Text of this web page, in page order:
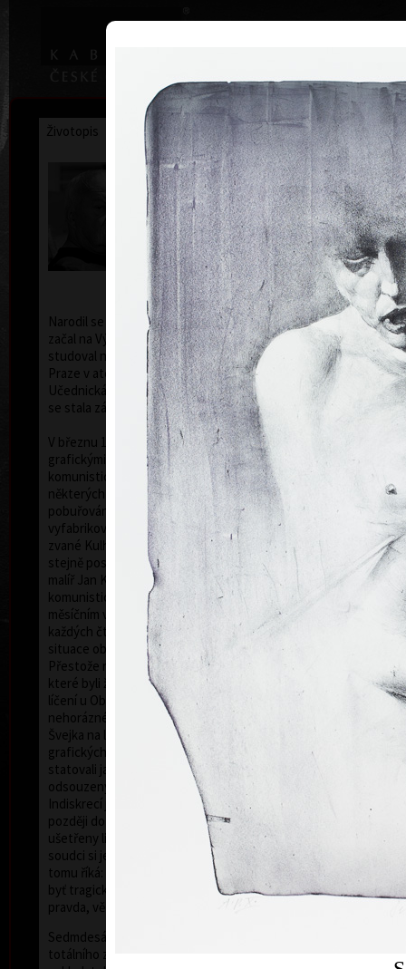
Home |
Životopis Výstavy Ocenění Sbírky
Oldřich Kulhánek
* 26. 2. 1940 † 27. 1. 2013
Narodil se 26. února 1940 v Praze. Výtvarná studia
začal na Výtvarné škole v Praze. Od roku 1958
studoval na Vysoké škole uměleckoprůmyslové v
Praze v ateliéru profesora Karla Svolinského.
Učednická léta strávená na škole pod jeho vedením
se stala základem jeho umělecké kariéry.
V březnu 1971 byl zatčen StB a obviněn, že svými
grafickými listy z let 1968-1971 hanobil představitele
komunistických zemí (čímž byla míněna tvář Stalina v
některých jeho grafických listech) a tím se dopustil i
pobuřování... Případ, tak jako mnoho jiných, byl
vyfabrikován agenty Státní bezpečnosti. V kauze,
zvané Kulhánek a spol. číslo 3T 80/72 (spol. proto, že
stejně postižen byl i jeho kolega a přítel, akademický
malíř Jan Krejčí), se jednalo o jeden z prvních případů
komunistické genocidy ducha po roce 1968. Po
měsíčním věznění byl propuštěn a po celé dva roky
každých čtrnáct dnů vyslýchán. Tato kafkovská
situace občana K. trvala do konce roku 1972.
Přestože rozhodnutím prezidenta byly paragrafy, za
které byli žalováni, amnestovány, konalo se 5. 7. 1973
líčení u Obvodního soudu pro Prahu 10. V této
nehorázné frašce hodné Haškova Dobrého vojáka
Švejka na lavici obžalovaných "usedlo" jeho jedenáct
grafických listů a devět grafik kolegových. Oba
statovali jako svědkové obžaloby. Grafiky byly
odsouzeny soudcem Petrem Stutzigem k likvidaci.
Indiskrecí jednoho z přísedících tohoto tribunálu se
později dozvěděl, že jejich odsouzené grafiky byly
ušetřeny likvidace, čímž se rozumělo upálení. Páni
soudci si je rozebrali, tedy ukradli. Oldřich Kulhánek k
tomu říká: "Tehdy jsem pochopil, že životní situace,
byť tragická, nikdy nepostrádá špetku humoru,
pravda, většinou velice černého".
Sedmdesátá léta jsou v jeho tvorbě ve znamení
totálního zákazu výstav, zákazu spolupráce s